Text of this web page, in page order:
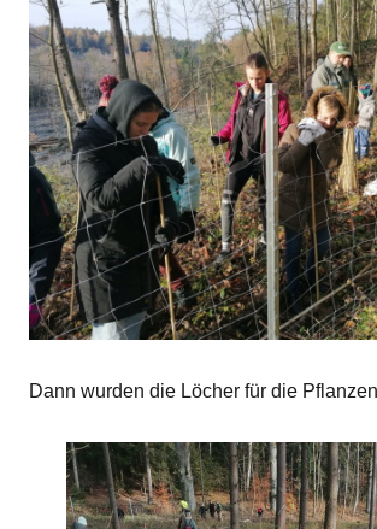
Dann wurden die Löcher für die